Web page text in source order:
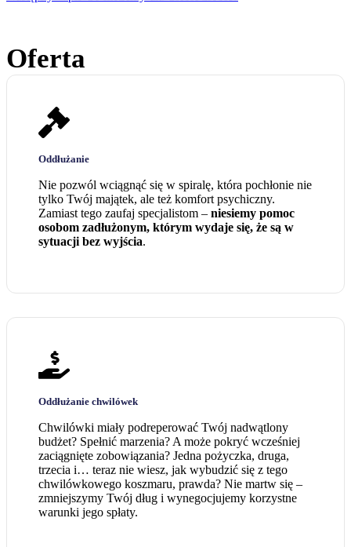
Oferta
Oddłużanie
Nie pozwól wciągnąć się w spiralę, która pochłonie nie
tylko Twój majątek, ale też komfort psychiczny.
Zamiast tego zaufaj specjalistom – niesiemy pomoc
osobom zadłużonym, którym wydaje się, że są w
sytuacji bez wyjścia.
Oddłużanie chwilówek
Chwilówki miały podreperować Twój nadwątlony
budżet? Spełnić marzenia? A może pokryć wcześniej
zaciągnięte zobowiązania? Jedna pożyczka, druga,
trzecia i… teraz nie wiesz, jak wybudzić się z tego
chwilówkowego koszmaru, prawda? Nie martw się –
zmniejszymy Twój dług i wynegocjujemy korzystne
warunki jego spłaty.